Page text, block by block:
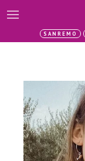
SANREMO